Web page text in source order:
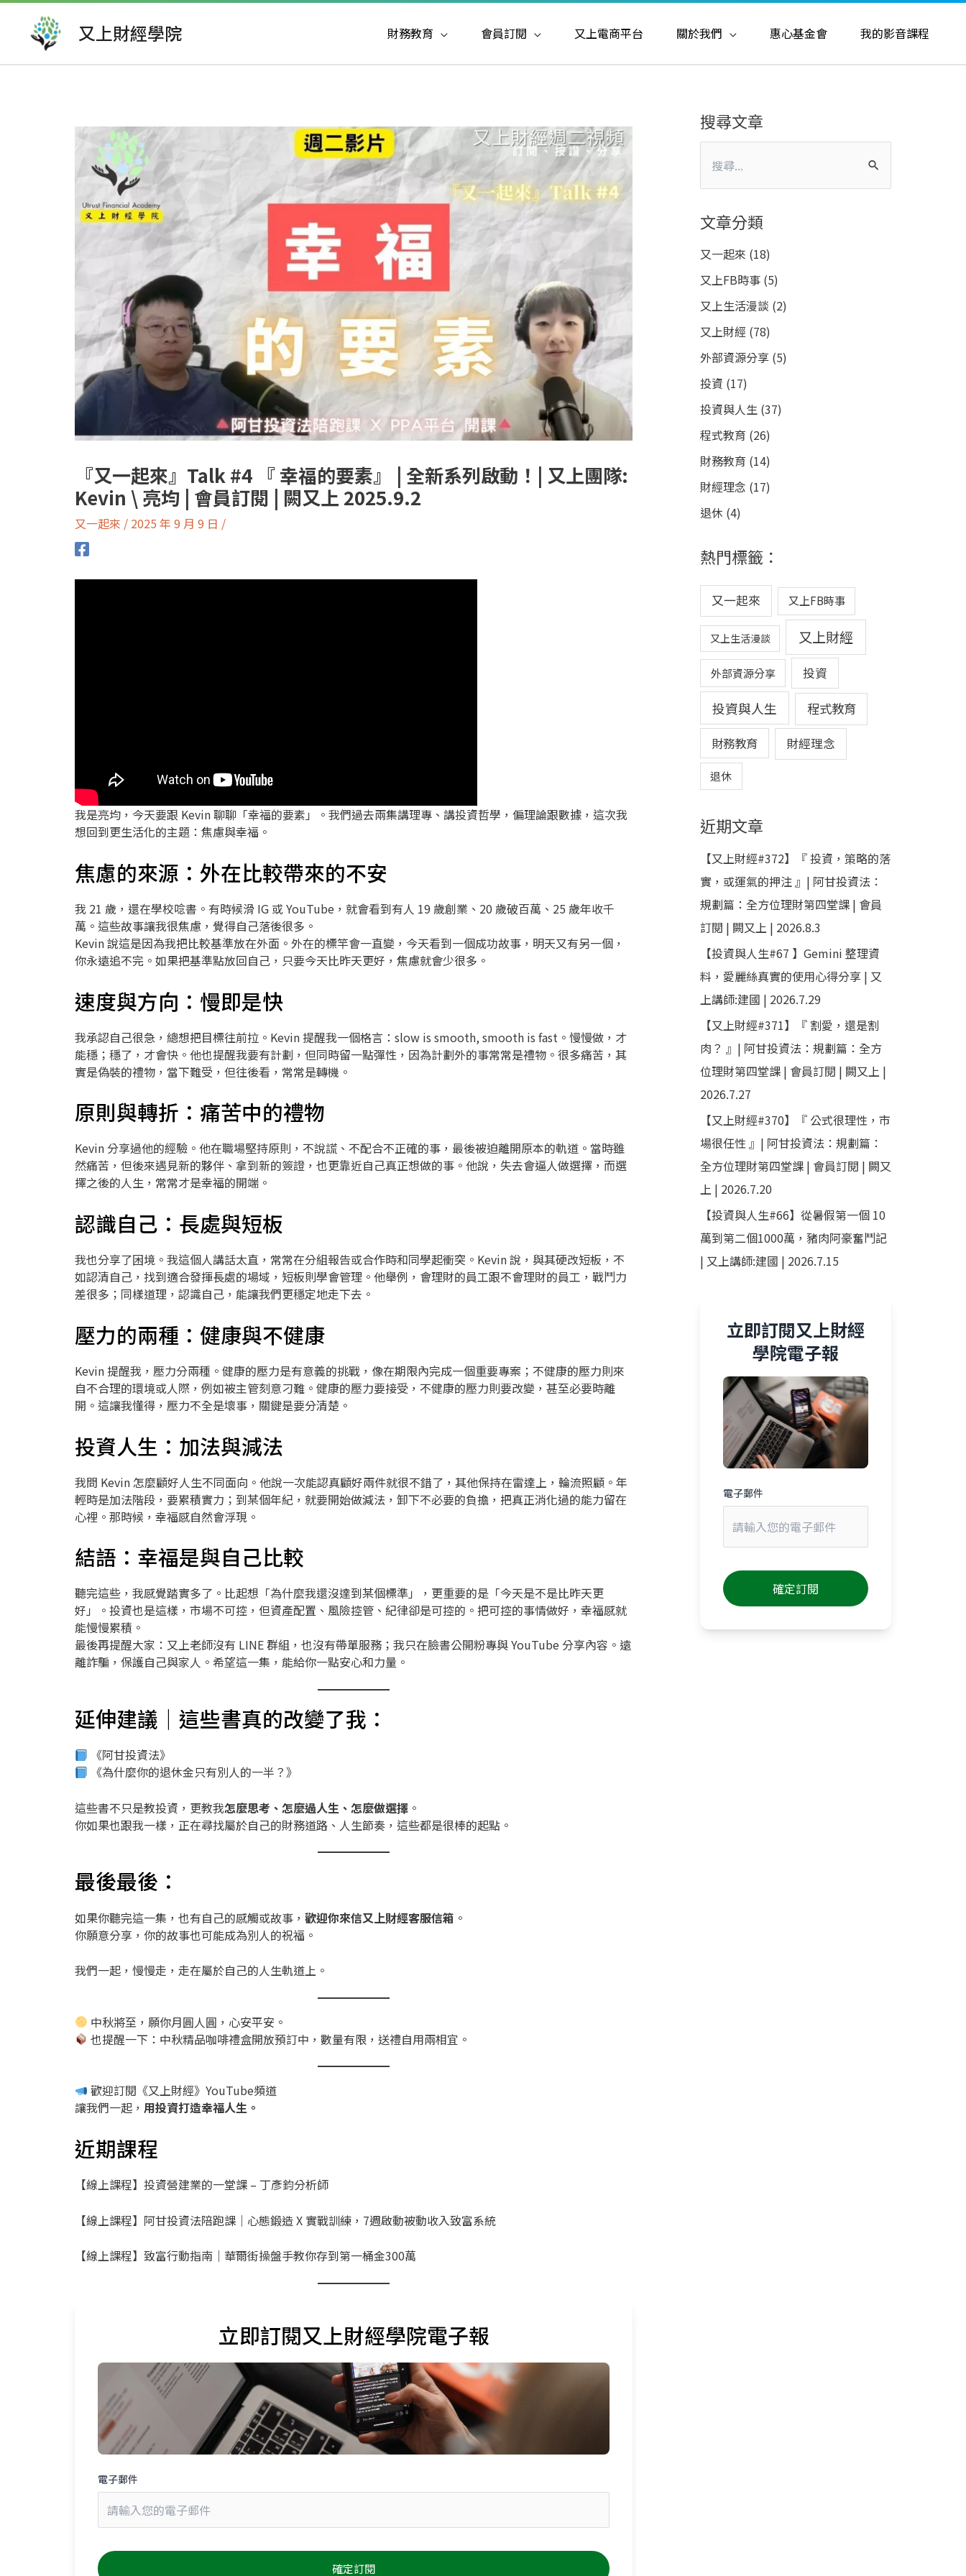
跳
要
又上財經學院 財務教育 會員訂閱 又上電商平台 關於我們 惠心基金會 我的影音課程
『又一起來』Talk #4 『 幸福的要素』 | 全新系列啟動！| 又上團隊:
Kevin \ 亮均 | 會員訂閱 | 闕又上 2025.9.2
又一起來 / 2025 年 9 月 9 日 /
我是亮均，今天要跟 Kevin 聊聊「幸福的要素」。我們過去兩集講理專、講投資哲學，偏理論跟數據，這次我
想回到更生活化的主題：焦慮與幸福。
焦慮的來源：外在比較帶來的不安
我 21 歲，還在學校唸書。有時候滑 IG 或 YouTube，就會看到有人 19 歲創業、20 歲破百萬、25 歲年收千
萬。這些故事讓我很焦慮，覺得自己落後很多。
Kevin 說這是因為我把比較基準放在外面。外在的標竿會一直變，今天看到一個成功故事，明天又有另一個，
你永遠追不完。如果把基準點放回自己，只要今天比昨天更好，焦慮就會少很多。
速度與方向：慢即是快
我承認自己很急，總想把目標往前拉。Kevin 提醒我一個格言：slow is smooth, smooth is fast。慢慢做，才
能穩；穩了，才會快。他也提醒我要有計劃，但同時留一點彈性，因為計劃外的事常常是禮物。很多痛苦，其
實是偽裝的禮物，當下難受，但往後看，常常是轉機。
原則與轉折：痛苦中的禮物
Kevin 分享過他的經驗。他在職場堅持原則，不說謊、不配合不正確的事，最後被迫離開原本的軌道。當時雖
然痛苦，但後來遇見新的夥伴、拿到新的簽證，也更靠近自己真正想做的事。他說，失去會逼人做選擇，而選
擇之後的人生，常常才是幸福的開端。
認識自己：長處與短板
我也分享了困境。我這個人講話太直，常常在分組報告或合作時和同學起衝突。Kevin 說，與其硬改短板，不
如認清自己，找到適合發揮長處的場域，短板則學會管理。他舉例，會理財的員工跟不會理財的員工，戰鬥力
差很多；同樣道理，認識自己，能讓我們更穩定地走下去。
壓力的兩種：健康與不健康
Kevin 提醒我，壓力分兩種。健康的壓力是有意義的挑戰，像在期限內完成一個重要專案；不健康的壓力則來
自不合理的環境或人際，例如被主管刻意刁難。健康的壓力要接受，不健康的壓力則要改變，甚至必要時離
開。這讓我懂得，壓力不全是壞事，關鍵是要分清楚。
投資人生：加法與減法
我問 Kevin 怎麼顧好人生不同面向。他說一次能認真顧好兩件就很不錯了，其他保持在雷達上，輪流照顧。年
輕時是加法階段，要累積實力；到某個年紀，就要開始做減法，卸下不必要的負擔，把真正消化過的能力留在
心裡。那時候，幸福感自然會浮現。
結語：幸福是與自己比較
聽完這些，我感覺踏實多了。比起想「為什麼我還沒達到某個標準」，更重要的是「今天是不是比昨天更
好」。投資也是這樣，市場不可控，但資產配置、風險控管、紀律卻是可控的。把可控的事情做好，幸福感就
能慢慢累積。
最後再提醒大家：又上老師沒有 LINE 群組，也沒有帶單服務；我只在臉書公開粉專與 YouTube 分享內容。遠
離詐騙，保護自己與家人。希望這一集，能給你一點安心和力量。
延伸建議｜這些書真的改變了我：
《阿甘投資法》
《為什麼你的退休金只有別人的一半？》
這些書不只是教投資，更教我怎麼思考、怎麼過人生、怎麼做選擇 。
你如果也跟我一樣，正在尋找屬於自己的財務道路、人生節奏，這些都是很棒的起點。
最後最後：
如果你聽完這一集，也有自己的感觸或故事， 歡迎你來信又上財經客服信箱 。
你願意分享，你的故事也可能成為別人的祝福。
我們一起，慢慢走，走在屬於自己的人生軌道上。
中秋將至，願你月圓人圓，心安平安。
也提醒一下：中秋精品咖啡禮盒開放預訂中，數量有限，送禮自用兩相宜。
歡迎訂閱《又上財經》YouTube頻道
讓我們一起， 用投資打造幸福人生。
近期課程
【線上課程】投資營建業的一堂課 – 丁彥鈞分析師
【線上課程】阿甘投資法陪跑課｜心態鍛造 X 實戰訓練，7週啟動被動收入致富系統
【線上課程】致富行動指南｜華爾街操盤手教你存到第一桶金300萬
立即訂閱又上財經學院電子報
電子郵件
覽
搜尋文章
尋
關
字
:
文章分類
又一起來 (18)
又上FB時事 (5)
又上生活漫談 (2)
又上財經 (78)
外部資源分享 (5)
投資 (17)
投資與人生 (37)
程式教育 (26)
財務教育 (14)
財經理念 (17)
退休 (4)
熱門標籤：
又一起來 又上FB時事
又上生活漫談 又上財經
外部資源分享 投資
投資與人生 程式教育
財務教育 財經理念
退休
近期文章
【又上財經#372】『 投資，策略的落
實，或運氣的押注 』| 阿甘投資法：
規劃篇：全方位理財第四堂課 | 會員
訂閱 | 闕又上 | 2026.8.3
【投資與人生#67 】Gemini 整理資
料，愛麗絲真實的使用心得分享 | 又
上講師:建國 | 2026.7.29
【又上財經#371】『 割愛，還是割
肉？ 』| 阿甘投資法：規劃篇：全方
位理財第四堂課 | 會員訂閱 | 闕又上 |
2026.7.27
【又上財經#370】『 公式很理性，市
場很任性 』| 阿甘投資法：規劃篇：
全方位理財第四堂課 | 會員訂閱 | 闕又
上 | 2026.7.20
【投資與人生#66】從暑假第一個 10
萬到第二個1000萬，豬肉阿豪奮鬥記
| 又上講師:建國 | 2026.7.15
立即訂閱又上財經
學院電子報
電子郵件